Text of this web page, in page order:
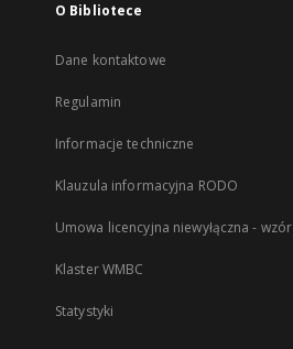
O Bibliotece
Dane kontaktowe
Regulamin
Informacje techniczne
Klauzula informacyjna RODO
Umowa licencyjna niewyłączna - wzór
Klaster WMBC
Statystyki